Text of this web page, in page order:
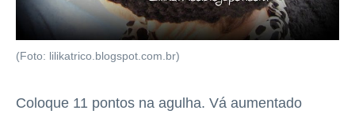
(Foto: lilikatrico.blogspot.com.br)
Coloque 11 pontos na agulha. Vá aumentado